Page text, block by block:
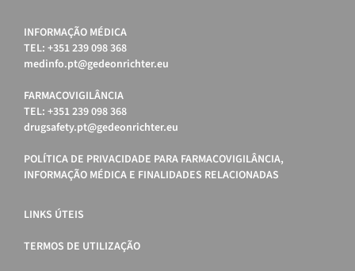
INFORMAÇÃO MÉDICA
TEL: +351 239 098 368
medinfo.pt@gedeonrichter.eu
FARMACOVIGILÂNCIA
TEL: +351 239 098 368
drugsafety.pt@gedeonrichter.eu
POLÍTICA DE PRIVACIDADE PARA FARMACOVIGILÂNCIA,
INFORMAÇÃO MÉDICA E FINALIDADES RELACIONADAS
LINKS ÚTEIS
TERMOS DE UTILIZAÇÃO